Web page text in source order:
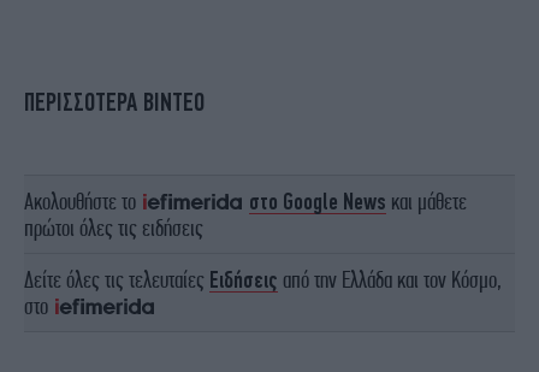
ΠΕΡΙΣΣΟΤΕΡΑ ΒΙΝΤΕΟ
Ακολουθήστε το στο Google News και μάθετε
πρώτοι όλες τις ειδήσεις
Δείτε όλες τις τελευταίες Ειδήσεις από την Ελλάδα και τον Κόσμο,
στο